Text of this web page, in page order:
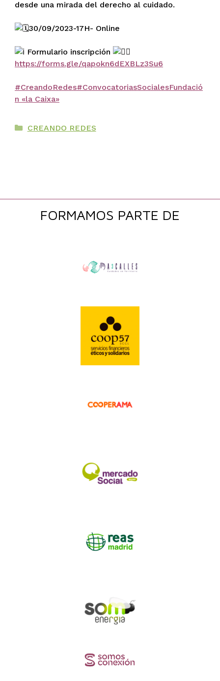
desde una mirada del derecho al cuidado.
30/09/2023-17H- Online
Formulario inscripción
https://forms.gle/qapokn6dEXBLz3Su6
#CreandoRedes#ConvocatoriasSocialesFundació
n «la Caixa»
Categorías
CREANDO REDES
FORMAMOS PARTE DE